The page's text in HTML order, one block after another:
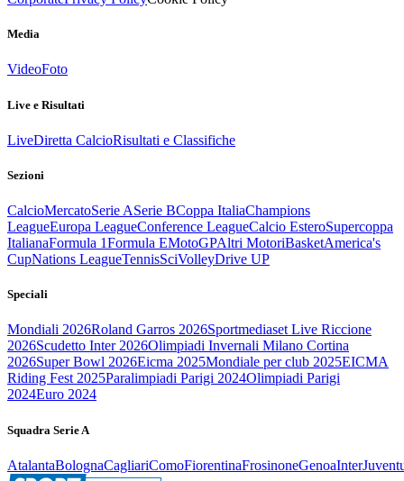
Media
VideoFoto
Live e Risultati
LiveDiretta CalcioRisultati e Classifiche
Sezioni
CalcioMercatoSerie ASerie BCoppa ItaliaChampions
LeagueEuropa LeagueConference LeagueCalcio EsteroSupercoppa
ItalianaFormula 1Formula EMotoGPAltri MotoriBasketAmerica's
CupNations LeagueTennisSciVolleyDrive UP
Speciali
Mondiali 2026Roland Garros 2026Sportmediaset Live Riccione
2026Scudetto Inter 2026Olimpiadi Invernali Milano Cortina
2026Super Bowl 2026Eicma 2025Mondiale per club 2025EICMA
Riding Fest 2025Paralimpiadi Parigi 2024Olimpiadi Parigi
2024Euro 2024
Squadra Serie A
AtalantaBolognaCagliariComoFiorentinaFrosinoneGenoaInter